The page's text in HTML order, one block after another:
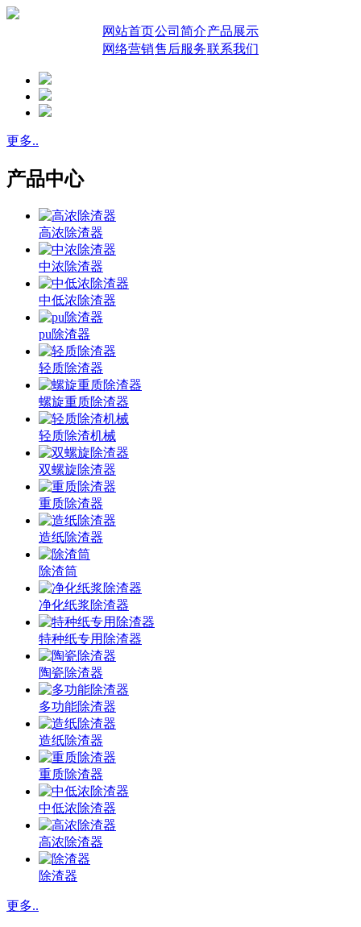
网站首页公司简介产品展示
网络营销售后服务联系我们
更多..
产品中心
高浓除渣器
中浓除渣器
中低浓除渣器
pu除渣器
轻质除渣器
螺旋重质除渣器
轻质除渣机械
双螺旋除渣器
重质除渣器
造纸除渣器
除渣筒
净化纸浆除渣器
特种纸专用除渣器
陶瓷除渣器
多功能除渣器
造纸除渣器
重质除渣器
中低浓除渣器
高浓除渣器
除渣器
更多..